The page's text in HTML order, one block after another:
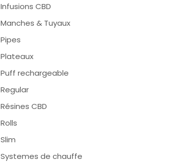
Infusions CBD
Manches & Tuyaux
Pipes
Plateaux
Puff rechargeable
Regular
Résines CBD
Rolls
Slim
Systemes de chauffe